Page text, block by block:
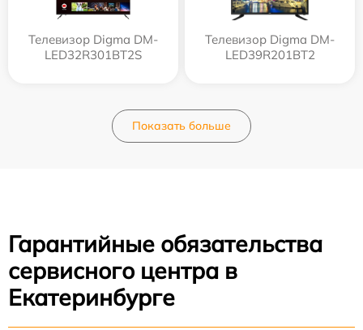
Телевизор Digma DM-
LED32R301BT2S
Телевизор Digma DM-
LED39R201BT2
Показать больше
Гарантийные обязательства
сервисного центра в
Екатеринбурге